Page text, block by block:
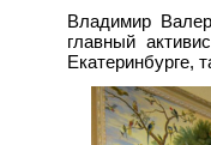
Владимир
главный
Екатеринбурге,